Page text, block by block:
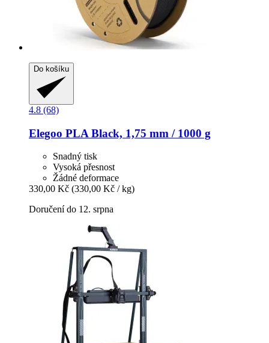
Do košíku
4.8 (68)
Elegoo PLA Black, 1,75 mm / 1000 g
Snadný tisk
Vysoká přesnost
Žádné deformace
330,00 Kč (330,00 Kč / kg)
Doručení do 12. srpna